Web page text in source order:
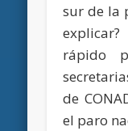
sur de la
rápido
de
el paro